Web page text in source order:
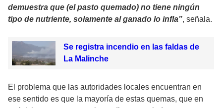
demuestra que (el pasto quemado) no tiene ningún
tipo de nutriente, solamente al ganado lo infla”, señala.
Se registra incendio en las faldas de
La Malinche
El problema que las autoridades locales encuentran en
ese sentido es que la mayoría de estas quemas, que en